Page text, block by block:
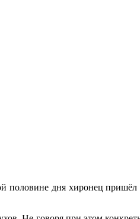
половине дня хиронец